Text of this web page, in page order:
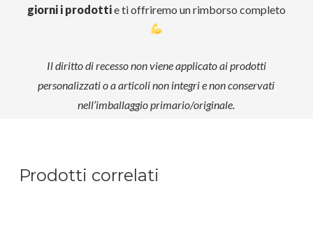
giorni i prodottie ti offriremo un rimborso completo
Il diritto di recesso non viene applicato ai prodotti
personalizzati o a articoli non integri e non conservati
nell’imballaggio primario/originale.
Prodotti correlati